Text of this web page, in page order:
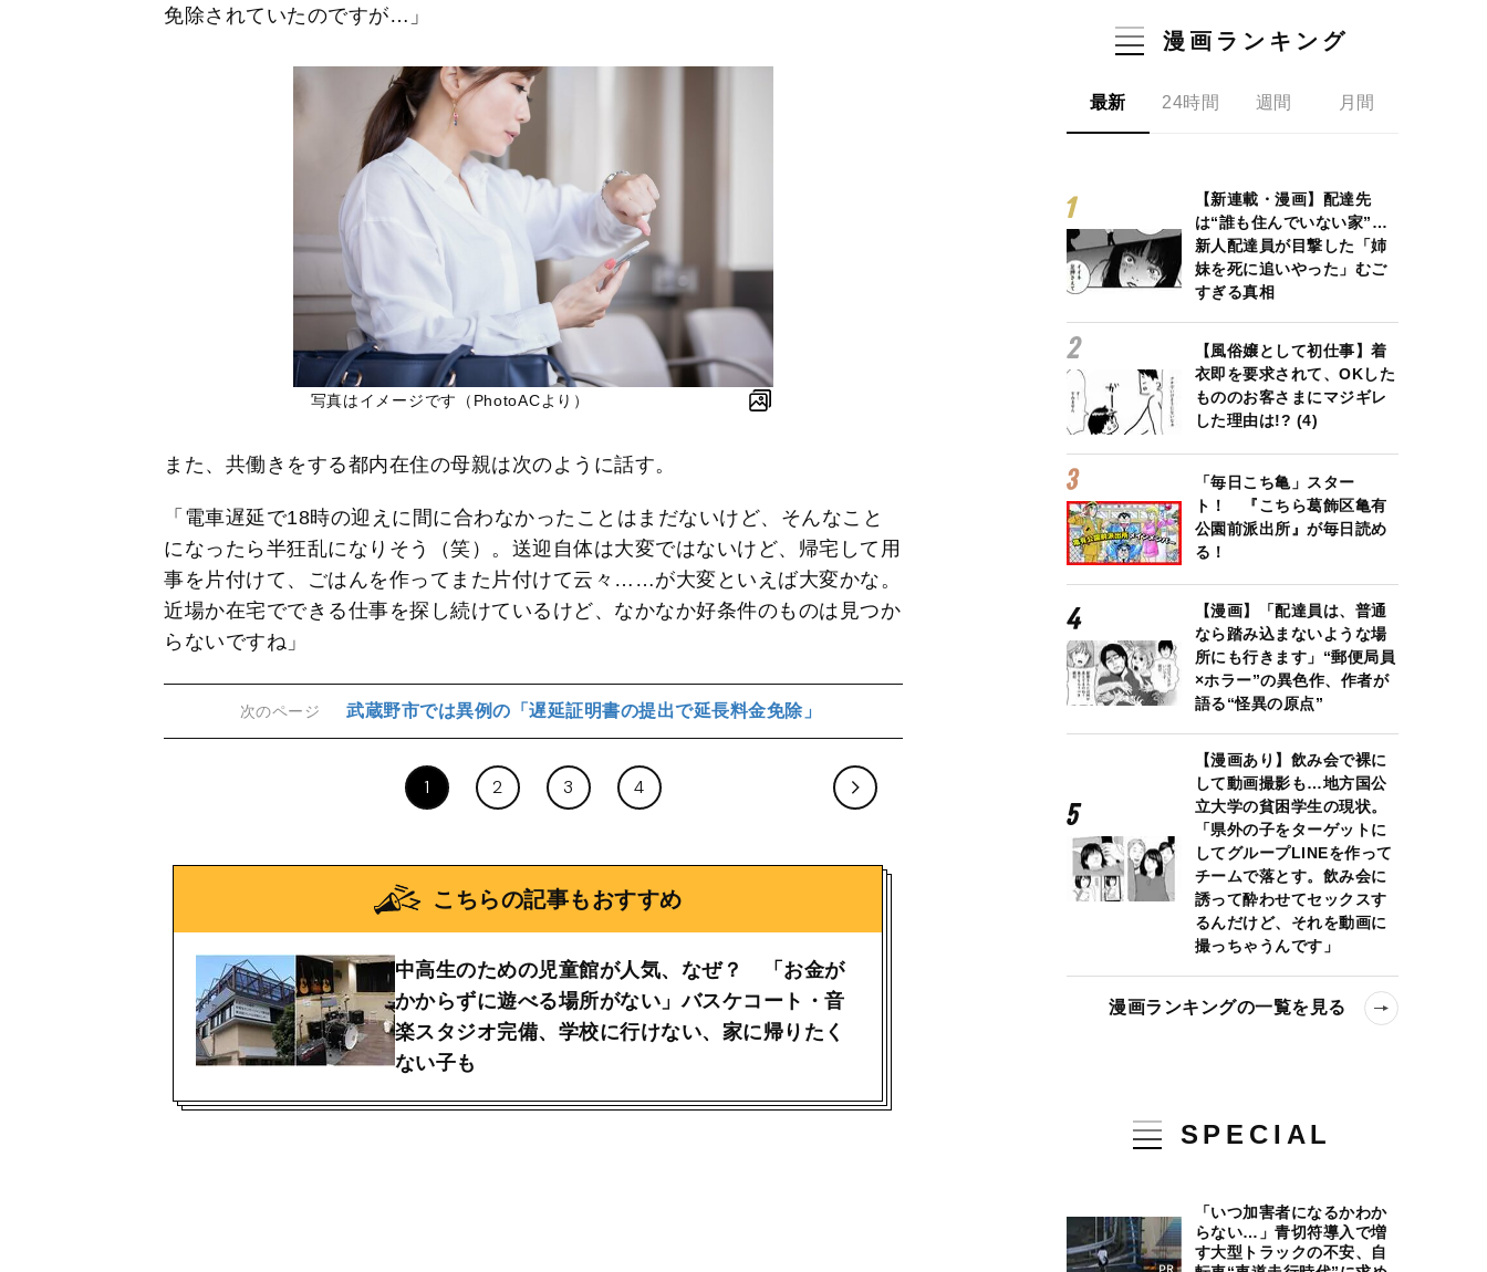
免除されていたのですが…」
写真はイメージです（PhotoACより）
また、共働きをする都内在住の母親は次のように話す。
「電車遅延で18時の迎えに間に合わなかったことはまだないけど、そんなこと
になったら半狂乱になりそう（笑）。送迎自体は大変ではないけど、帰宅して用
事を片付けて、ごはんを作ってまた片付けて云々……が大変といえば大変かな。
近場か在宅でできる仕事を探し続けているけど、なかなか好条件のものは見つか
らないですね」
次のページ 武蔵野市では異例の「遅延証明書の提出で延長料金免除」
1 2 3 4
こちらの記事もおすすめ
中高生のための児童館が人気、なぜ？ 「お金が
かからずに遊べる場所がない」バスケコート・音
楽スタジオ完備、学校に行けない、家に帰りたく
ない子も
漫画ランキング
最新 24時間 週間 月間
【新連載・漫画】配達先
は“誰も住んでいない家”…
新人配達員が目撃した「姉
妹を死に追いやった」むご
すぎる真相
【風俗嬢として初仕事】着
衣即を要求されて、OKした
もののお客さまにマジギレ
した理由は!? (4)
「毎日こち亀」スター
ト！ 『こちら葛飾区亀有
公園前派出所』が毎日読め
る！
【漫画】「配達員は、普通
なら踏み込まないような場
所にも行きます」“郵便局員
×ホラー”の異色作、作者が
語る“怪異の原点”
【漫画あり】飲み会で裸に
して動画撮影も…地方国公
立大学の貧困学生の現状。
「県外の子をターゲットに
してグループLINEを作って
チームで落とす。飲み会に
誘って酔わせてセックスす
るんだけど、それを動画に
撮っちゃうんです」
漫画ランキングの一覧を見る
SPECIAL
「いつ加害者になるかわか
らない…」青切符導入で増
す大型トラックの不安、自